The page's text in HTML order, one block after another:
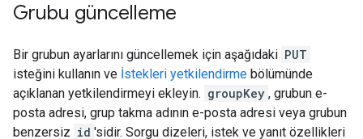
Grubu güncelleme
Bir grubun ayarlarını güncellemek için aşağıdaki PUT
isteğini kullanın ve İstekleri yetkilendirme bölümünde
açıklanan yetkilendirmeyi ekleyin. groupKey , grubun e-
posta adresi, grup takma adının e-posta adresi veya grubun
benzersiz id 'sidir. Sorgu dizeleri, istek ve yanıt özellikleri